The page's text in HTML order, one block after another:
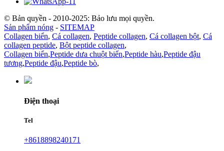
© Bản quyền - 2010-2025: Bảo lưu mọi quyền.
Sản phẩm nóng - SITEMAP
Collagen biển, Cá collagen, Peptide collagen, Cá collagen bột, Cá
collagen peptide, Bột peptide collagen,
Collagen biển,Peptide dưa chuột biển,Peptide hàu,Peptide đậu
tương,Peptide đậu,Peptide bò,
Điện thoại
Tel
+8618898240171